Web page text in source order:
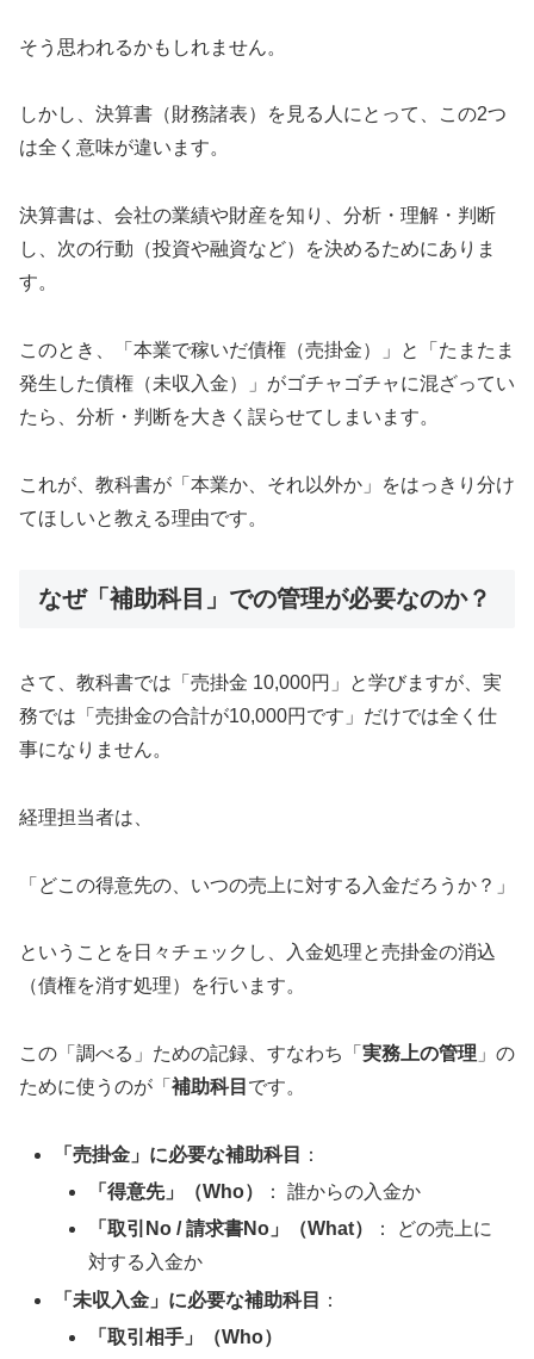
そう思われるかもしれません。
しかし、決算書（財務諸表）を見る人にとって、この2つ
は全く意味が違います。
決算書は、会社の業績や財産を知り、分析・理解・判断
し、次の行動（投資や融資など）を決めるためにありま
す。
このとき、「本業で稼いだ債権（売掛金）」と「たまたま
発生した債権（未収入金）」がゴチャゴチャに混ざってい
たら、分析・判断を大きく誤らせてしまいます。
これが、教科書が「本業か、それ以外か」をはっきり分け
てほしいと教える理由です。
なぜ「補助科目」での管理が必要なのか？
さて、教科書では「売掛金 10,000円」と学びますが、実
務では「売掛金の合計が10,000円です」だけでは全く仕
事になりません。
経理担当者は、
「どこの得意先の、いつの売上に対する入金だろうか？」
ということを日々チェックし、入金処理と売掛金の消込
（債権を消す処理）を行います。
この「調べる」ための記録、すなわち「 実務上の管理 」の
ために使うのが「 補助科目 です。
「売掛金」に必要な補助科目
：
「得意先」（Who）
： 誰からの入金か
「取引No / 請求書No」（What）
： どの売上に
対する入金か
「未収入金」に必要な補助科目
：
「取引相手」（Who）